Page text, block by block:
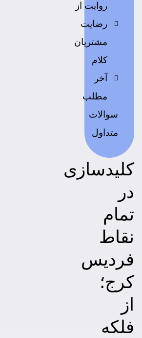
روایت از
رضایت
مشتریان
کلام
آخر
مطلب
سوالات
متداول
کلیدسازی
در
تمام
نقاط
فردیس
کرج؛
از
فلکه